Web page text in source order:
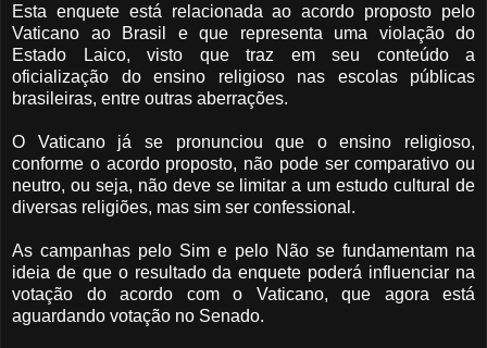
Esta enquete está relacionada ao acordo proposto pelo
Vaticano ao Brasil e que representa uma violação do
Estado Laico, visto que traz em seu conteúdo a
oficialização do ensino religioso nas escolas públicas
brasileiras, entre outras aberrações.
O Vaticano já se pronunciou que o ensino religioso,
conforme o acordo proposto, não pode ser comparativo ou
neutro, ou seja, não deve se limitar a um estudo cultural de
diversas religiões, mas sim ser confessional.
As campanhas pelo Sim e pelo Não se fundamentam na
ideia de que o resultado da enquete poderá influenciar na
votação do acordo com o Vaticano, que agora está
aguardando votação no Senado.